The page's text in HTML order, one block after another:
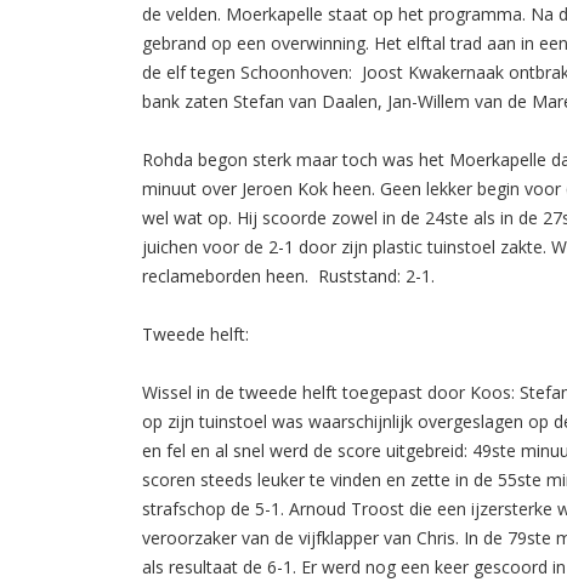
de velden. Moerkapelle staat op het programma. Na
gebrand op een overwinning. Het elftal trad aan in
de elf tegen Schoonhoven: Joost Kwakernaak
bank zaten Stefan van Daalen, Jan-Willem van de
Rohda begon sterk maar toch was het Moerkapelle
minuut over Jeroen Kok heen. Geen lekker begin
wel wat op. Hij scoorde zowel in de 24ste als in de
juichen voor de 2-1 door zijn plastic tuinstoel zakte.
reclameborden heen. Ruststand: 2-1.
Tweede helft:
Wissel in de tweede helft toegepast door Koos:
op zijn tuinstoel was waarschijnlijk overgeslagen op
en fel en al snel werd de score uitgebreid: 49ste
scoren steeds leuker te vinden en zette in de 55ste
strafschop de 5-1. Arnoud Troost die een
veroorzaker van de vijfklapper van Chris. In de
als resultaat de 6-1. Er werd nog een keer gescoord